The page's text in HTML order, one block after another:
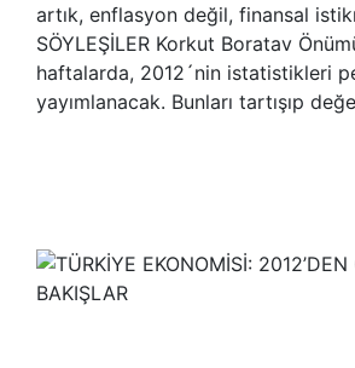
artık, enflasyon değil, finansal
SÖYLEŞİLER Korkut Boratav
haftalarda, 2012´nin istatistikleri
yayımlanacak. Bunları tartışıp